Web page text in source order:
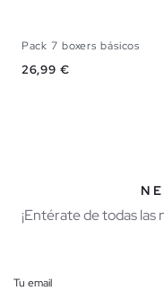
Pack 7 boxers básicos
Precio
26,99 €
¡Entérate de todas
Tu email